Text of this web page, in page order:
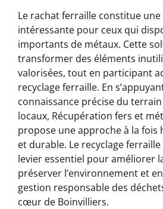
Le rachat ferraille constitue
intéressante pour ceux qui
importants de métaux. Cette
transformer des éléments
valorisées, tout en participant
recyclage ferraille. En
connaissance précise du
locaux, Récupération fers et
propose une approche à la fois
et durable. Le recyclage
levier essentiel pour améliorer
préserver l’environnement et
gestion responsable des
cœur de Boinvilliers.